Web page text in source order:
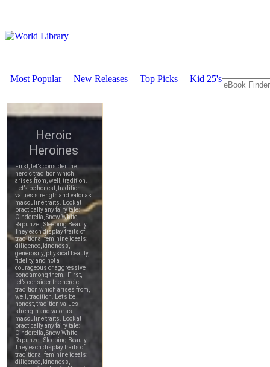
Most Popular New Releases Top Picks Kid 25's